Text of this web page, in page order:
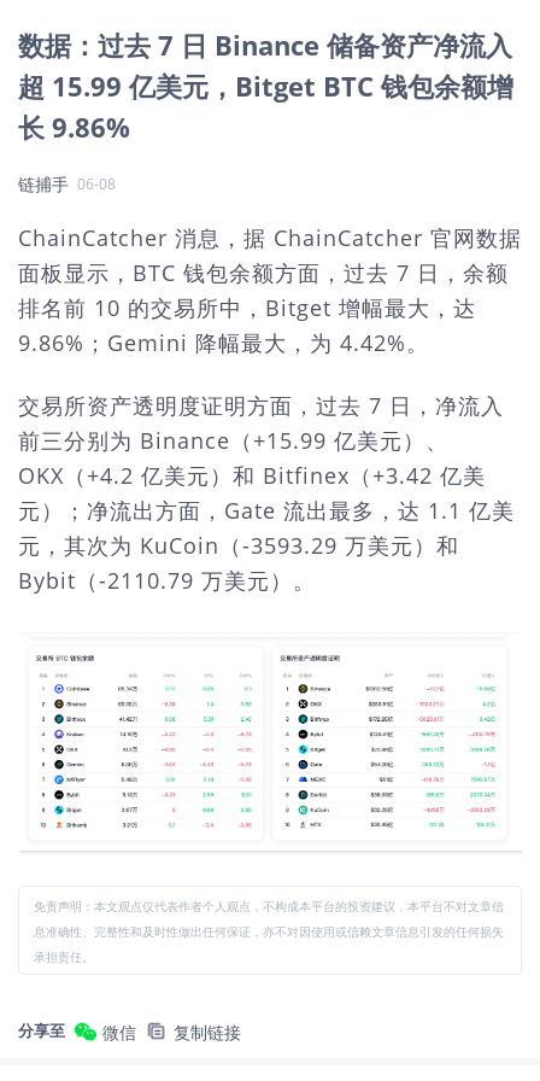
数据：过去 7 日 Binance 储备资产净流入
超 15.99 亿美元，Bitget BTC 钱包余额增
长 9.86%
链捕手 06-08
ChainCatcher 消息，据 ChainCatcher 官网数据
面板显示，BTC 钱包余额方面，过去 7 日，余额
排名前 10 的交易所中，Bitget 增幅最大，达
9.86%；Gemini 降幅最大，为 4.42%。
交易所资产透明度证明方面，过去 7 日，净流入
前三分别为 Binance（+15.99 亿美元）、
OKX（+4.2 亿美元）和 Bitfinex（+3.42 亿美
元）；净流出方面，Gate 流出最多，达 1.1 亿美
元，其次为 KuCoin（-3593.29 万美元）和
Bybit（-2110.79 万美元）。
免责声明：本文观点仅代表作者个人观点，不构成本平台的投资建议，本平台不对文章信
息准确性、完整性和及时性做出任何保证，亦不对因使用或信赖文章信息引发的任何损失
承担责任。
分享至 微信 复制链接